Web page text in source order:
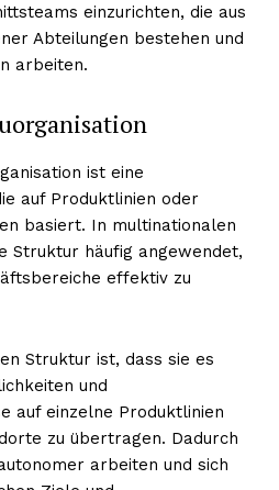
unseren
Newsletter
einzurichten, die aus
Abteilungen bestehen und
arbeiten.
ist eine
auf Produktlinien oder
basiert. In multinationalen
Struktur häufig angewendet,
effektiv zu
Struktur ist, dass sie es
und
auf einzelne Produktlinien
zu übertragen. Dadurch
arbeiten und sich